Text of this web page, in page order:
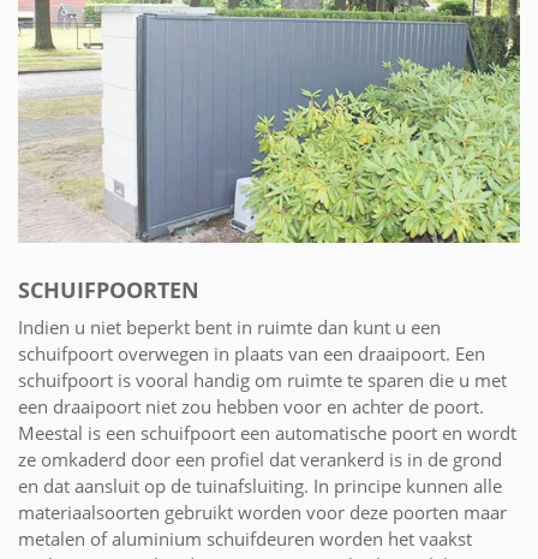
SCHUIFPOORTEN
Indien u niet beperkt bent in ruimte dan kunt u een
schuifpoort overwegen in plaats van een draaipoort. Een
schuifpoort is vooral handig om ruimte te sparen die u met
een draaipoort niet zou hebben voor en achter de poort.
Meestal is een schuifpoort een automatische poort en wordt
ze omkaderd door een profiel dat verankerd is in de grond
en dat aansluit op de tuinafsluiting. In principe kunnen alle
materiaalsoorten gebruikt worden voor deze poorten maar
metalen of aluminium schuifdeuren worden het vaakst